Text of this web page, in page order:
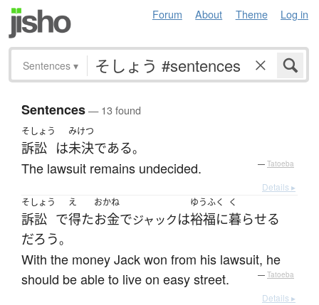
Forum About Theme Log in
Sentences ▾
Sentences— 13 found
そしょう
訴訟 は
みけつ
未決である。
The lawsuit remains undecided. — Tatoeba
Details ▸
そしょう
訴訟 で
え
得た
おかね
お金でジャックは
ゆうふく
裕福に
く
暮らせる
だろう。
With the money Jack won from his lawsuit, he
should be able to live on easy street.
— Tatoeba
Details ▸